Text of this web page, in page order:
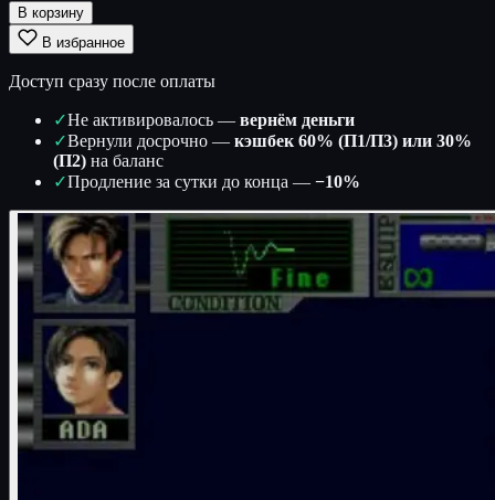
В корзину
В избранное
Доступ сразу после оплаты
✓Не активировалось — вернём деньги
✓Вернули досрочно — кэшбек 60% (П1/П3) или 30%
(П2) на баланс
✓Продление за сутки до конца — −10%